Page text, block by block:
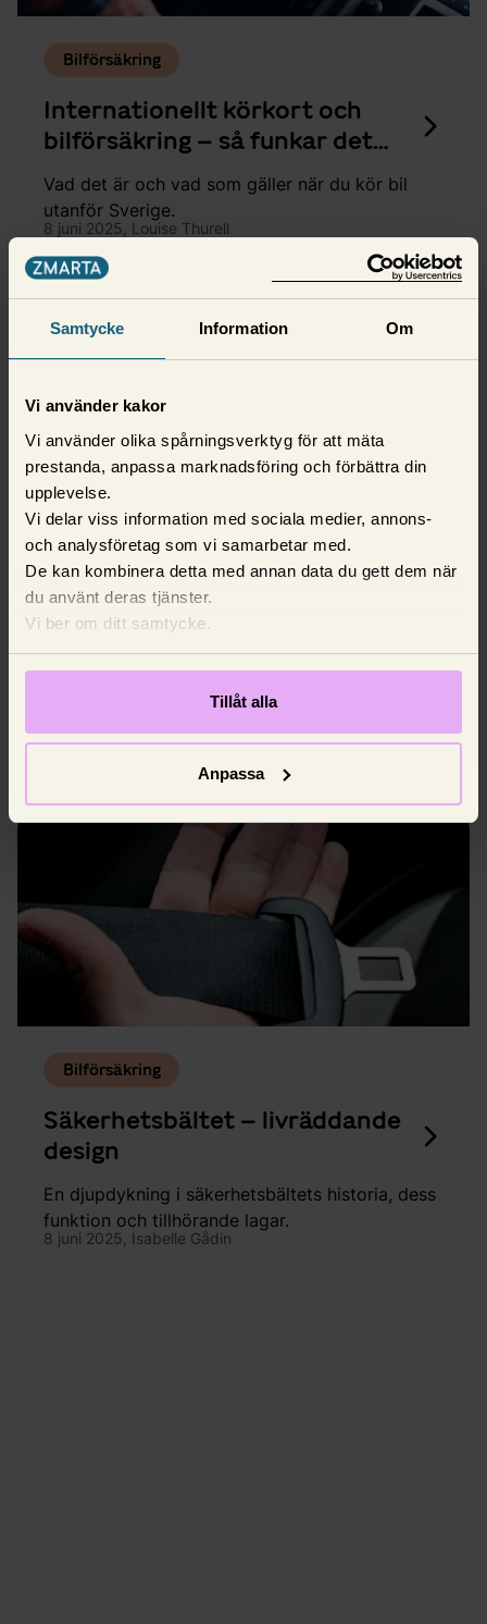
Samtycke Information Om
Vi använder kakor
Vi använder olika spårningsverktyg för att mäta
prestanda, anpassa marknadsföring och förbättra din
upplevelse.
Vi delar viss information med sociala medier, annons-
och analysföretag som vi samarbetar med.
De kan kombinera detta med annan data du gett dem när
du använt deras tjänster.
Vi ber om ditt samtycke.
Tillåt alla
Anpassa
Bilförsäkring
Internationellt körkort och
bilförsäkring – så funkar det
när du ska bila utomlands
Vad det är och vad som gäller när du kör bil
utanför Sverige.
8 juni 2025, Louise Thurell
Bilförsäkring
Varningslampor i bilen – vad
betyder de?
Vi går igenom vad varningslamporna betyder
8 juni 2025,Johan Nilsson
Bilförsäkring
Säkerhetsbältet – livräddande
design
En djupdykning i säkerhetsbältets historia, dess
funktion och tillhörande lagar.
8 juni 2025, Isabelle Gådin